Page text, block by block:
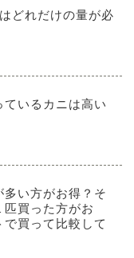
どれだけの量が必
いるカニは高い
い方がお得？そ
買った方がお
買って比較して